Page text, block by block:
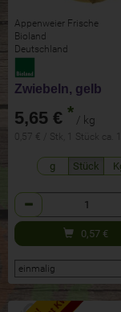
Appenweier Frische
Bioland
Deutschland
Zwiebeln, gelb
5,65 € * / kg
0,57 € / Stk, 1 Stück ca.
g Stück
Anzahl
0,57 €